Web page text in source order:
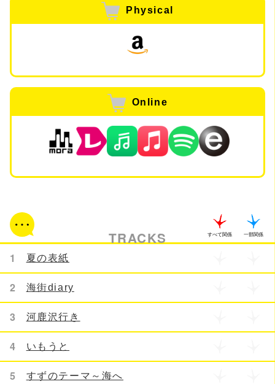
大竹 しのぶ 原作:吉田秋生「海街diary」 (小学館
「月刊フラワーズ」連載) 音楽:菅野 よう子 ©2015
吉田秋生・小学館/フジテレビジョン 小学館 東宝、
ギャガ 音楽制作 レコーデャングエンジミア:藪原正
史 アンスタントエンジニア:岸本浩幸 北澤聖士 山岸
勇太 鈴木陽介 音楽エデイター:鶴崎康宏 レコーディ
ングスタジオ:ビクタースタジオ ロドリゲスルーム
マスタリンダエンジーア:内田孝弘 マスタリングスタ
ジオ:FLAIR MASTERING WORKS 写譜:佐々木一
イター:関谷典子 飯島弘光 音楽制作:株式会社グラン
サウンドトラックスタッフ 写真:瀧本幹也 デザイン:
菊地健司 A&R:丹羽浩之 吉田雅裕(フジバシフィック
ミュージック) 常盤和正 小柳貴裕(ビクターエンタテ
インメント) Special thanks To松崎薫 西原恵 (フジ
テレビジョン)
Physical
Online
TRACKS すべて関係 一部関係
1 夏の表紙
2 海街diary
3 河鹿沢行き
4 いもうと
5 すずのテーマ～海へ